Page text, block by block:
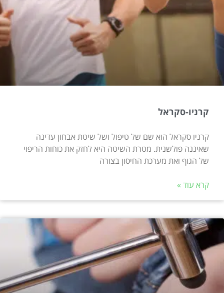
קרניו-סקראל
קרניו סקראל הוא שם של טיפול ושל שיטת אבחון עדינה
שאיננה פולשנית. מטרת השיטה היא לחזק את כוחות הריפוי
של הגוף ואת מערכת החיסון בצורה
קרא עוד »